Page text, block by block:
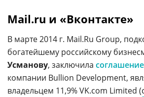
Mail.ru и «Вконтакте»
В марте 2014 г. Mail.Ru Group,
богатейшему российскому
Усманову, заключила соглашение
компании Bullion Development,
владельцем 11,9% VK.com Limited (